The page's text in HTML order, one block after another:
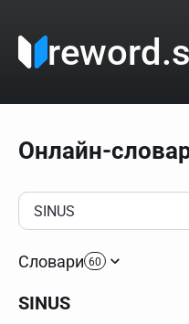
Онлайн-
Как пользоваться
которого интересует.
варианты по начальным
вариантов, откроется
Словари 60
SINUS